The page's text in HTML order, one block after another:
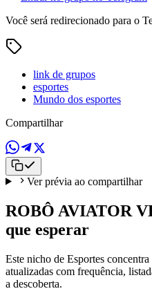
Você será redirecionado para o
link de grupos
esportes
Mundo dos esportes
Compartilhar
Ver prévia ao compartilhar
ROBÔ AVIATOR
que esperar
Este nicho de Esportes
atualizadas com frequência,
a descoberta.